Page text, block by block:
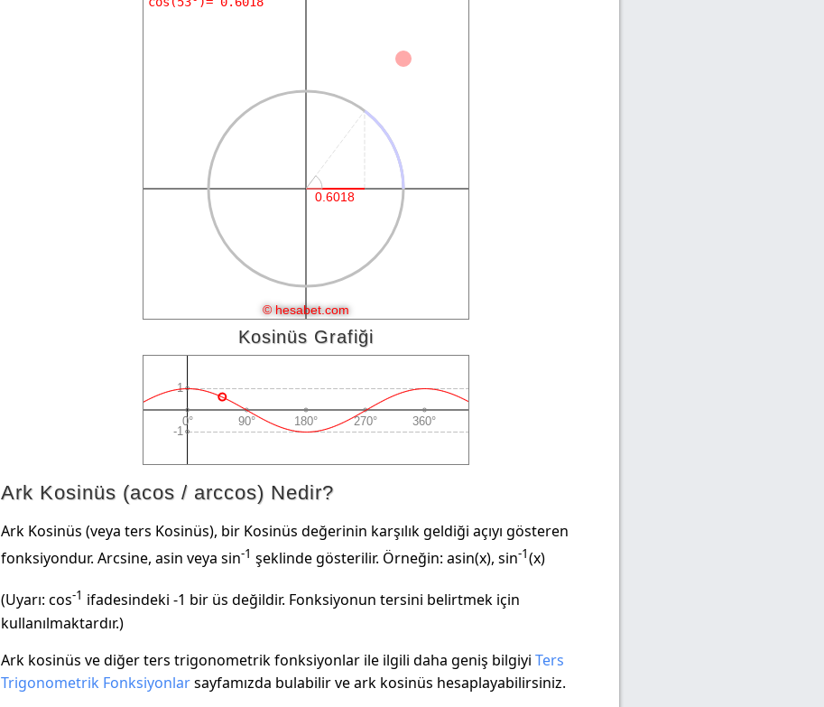
Kosinüs Grafiği
Ark Kosinüs (acos / arccos) Nedir?
Ark Kosinüs (veya ters Kosinüs), bir Kosinüs değerinin karşılık geldiği açıyı gösteren
fonksiyondur. Arcsine, asin veya sin-1 şeklinde gösterilir. Örneğin: asin(x), sin-1(x)
(Uyarı: cos-1 ifadesindeki -1 bir üs değildir. Fonksiyonun tersini belirtmek için
kullanılmaktardır.)
Ark kosinüs ve diğer ters trigonometrik fonksiyonlar ile ilgili daha geniş bilgiyi Ters
Trigonometrik Fonksiyonlarsayfamızda bulabilir ve ark kosinüs hesaplayabilirsiniz.